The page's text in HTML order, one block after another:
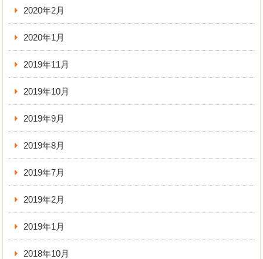
2020年2月
2020年1月
2019年11月
2019年10月
2019年9月
2019年8月
2019年7月
2019年2月
2019年1月
2018年10月